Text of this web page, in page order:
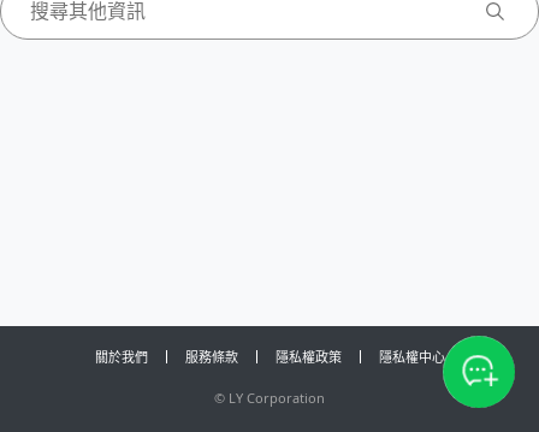
關於我們 服務條款 隱私權政策 隱私權中心
© LY Corporation